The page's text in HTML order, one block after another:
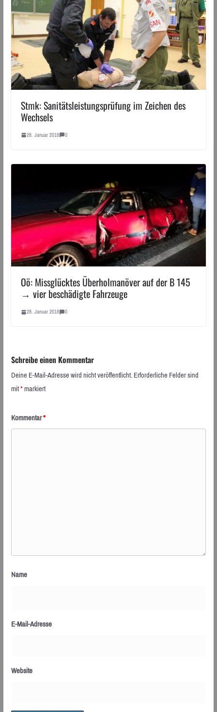
Stmk: Sanitätsleistungsprüfung im Zeichen des
Wechsels
28. Januar 2018 0
Oö: Missglücktes Überholmanöver auf der B 145
→ vier beschädigte Fahrzeuge
28. Januar 2018 0
Schreibe einen Kommentar
Deine E-Mail-Adresse wird nicht veröffentlicht.Erforderliche Felder sind
mit*markiert
Kommentar*
Name
E-Mail-Adresse
Website